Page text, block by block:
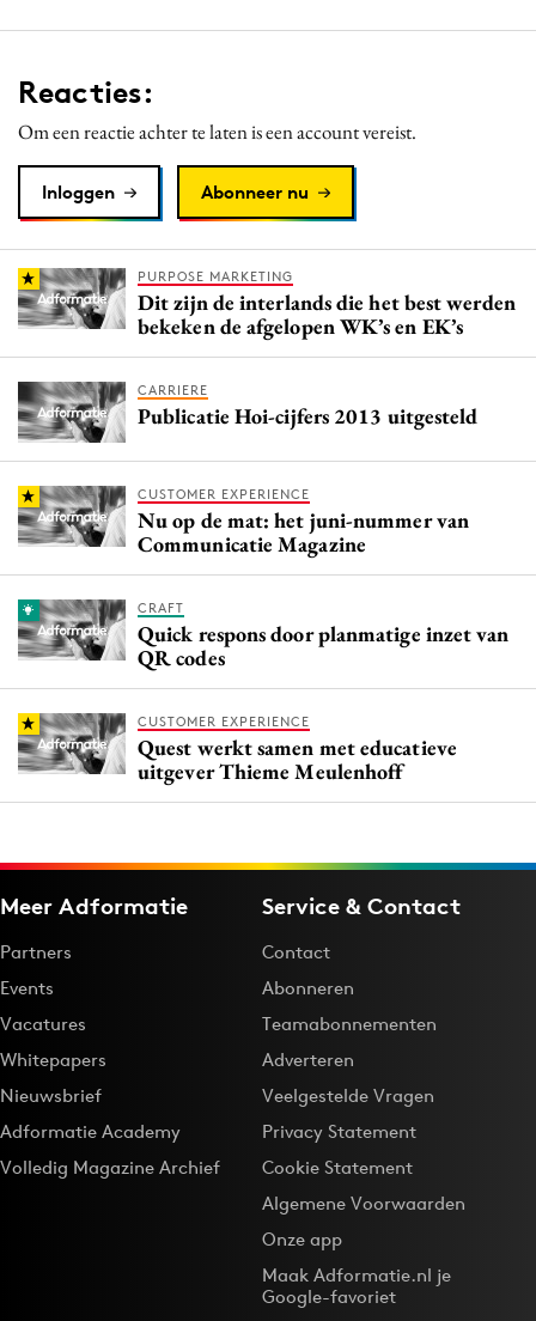
Reacties:
Om een reactie achter te laten is een account vereist.
Inloggen Abonneer nu
PURPOSE MARKETING
Dit zijn de interlands die het best werden
bekeken de afgelopen WK’s en EK’s
CARRIERE
Publicatie Hoi-cijfers 2013 uitgesteld
CUSTOMER EXPERIENCE
Nu op de mat: het juni-nummer van
Communicatie Magazine
CRAFT
Quick respons door planmatige inzet van
QR codes
CUSTOMER EXPERIENCE
Quest werkt samen met educatieve
uitgever Thieme Meulenhoff
Meer Adformatie
Partners
Events
Vacatures
Whitepapers
Nieuwsbrief
Adformatie Academy
Volledig Magazine Archief
Service & Contact
Contact
Abonneren
Teamabonnementen
Adverteren
Veelgestelde Vragen
Privacy Statement
Cookie Statement
Algemene Voorwaarden
Onze app
Maak Adformatie.nl je
Google-favoriet